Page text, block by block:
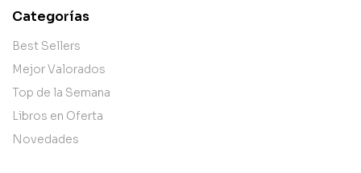
Categorías
Best Sellers
Mejor Valorados
Top de la Semana
Libros en Oferta
Novedades